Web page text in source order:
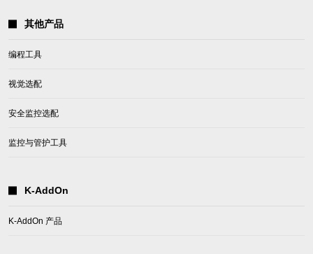
其他产品
编程工具
视觉选配
安全监控选配
监控与管护工具
K-AddOn
K-AddOn 产品